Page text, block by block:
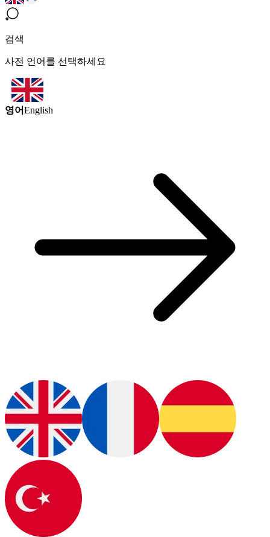
검색
사전 언어를 선택하세요
영어English